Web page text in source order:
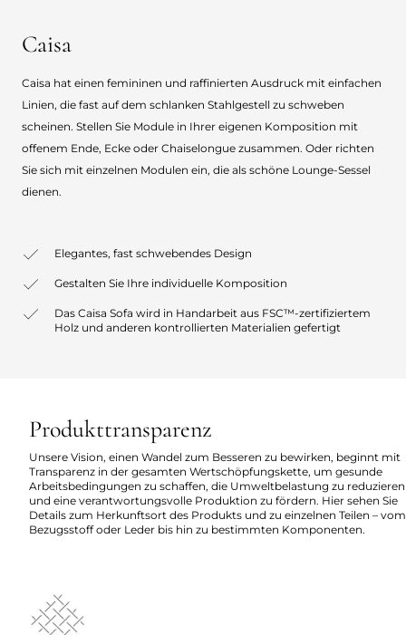
Caisa
Caisa hat einen femininen und raffinierten Ausdruck mit einfachen
Linien, die fast auf dem schlanken Stahlgestell zu schweben
scheinen. Stellen Sie Module in Ihrer eigenen Komposition mit
offenem Ende, Ecke oder Chaiselongue zusammen. Oder richten
Sie sich mit einzelnen Modulen ein, die als schöne Lounge-Sessel
dienen.
Elegantes, fast schwebendes Design
Gestalten Sie Ihre individuelle Komposition
Das Caisa Sofa wird in Handarbeit aus FSC™-zertifiziertem
Holz und anderen kontrollierten Materialien gefertigt
Produkttransparenz
Unsere Vision, einen Wandel zum Besseren zu bewirken, beginnt mit
Transparenz in der gesamten Wertschöpfungskette, um gesunde
Arbeitsbedingungen zu schaffen, die Umweltbelastung zu reduzieren
und eine verantwortungsvolle Produktion zu fördern. Hier sehen Sie
Details zum Herkunftsort des Produkts und zu einzelnen Teilen – vom
Bezugsstoff oder Leder bis hin zu bestimmten Komponenten.